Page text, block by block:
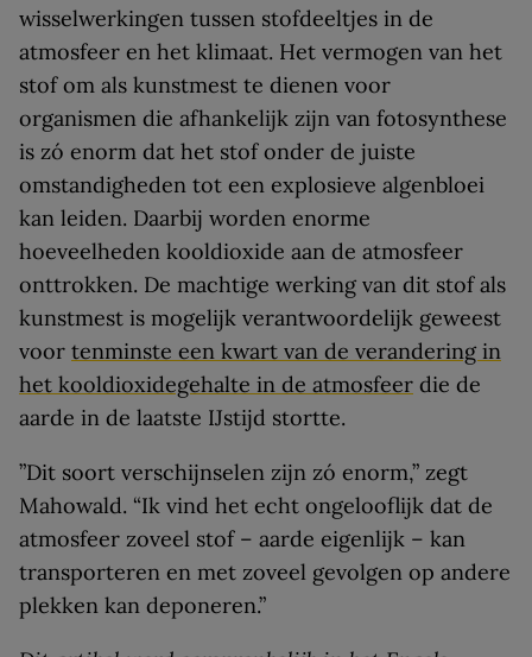
wisselwerkingen tussen stofdeeltjes in de
atmosfeer en het klimaat. Het vermogen van het
stof om als kunstmest te dienen voor
organismen die afhankelijk zijn van fotosynthese
is zó enorm dat het stof onder de juiste
omstandigheden tot een explosieve algenbloei
kan leiden. Daarbij worden enorme
hoeveelheden kooldioxide aan de atmosfeer
onttrokken. De machtige werking van dit stof als
kunstmest is mogelijk verantwoordelijk geweest
voor tenminste een kwart van de verandering in
het kooldioxidegehalte in de atmosfeer die de
aarde in de laatste IJstijd stortte.
”Dit soort verschijnselen zijn zó enorm,” zegt
Mahowald. “Ik vind het echt ongelooflijk dat de
atmosfeer zoveel stof – aarde eigenlijk – kan
transporteren en met zoveel gevolgen op andere
plekken kan deponeren.”